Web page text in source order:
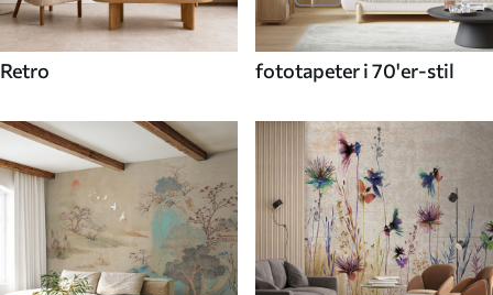
Retro fototapeter i 70'er-stil